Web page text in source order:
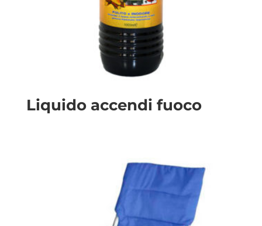
Liquido accendi fuoco